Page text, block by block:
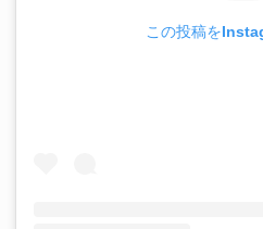
この投稿を